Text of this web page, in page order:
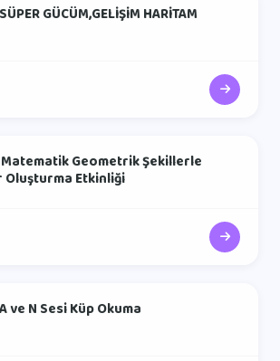
GÜCÜM,GELİŞİM HARİTAM
Matematik Geometrik Şekillerle
Oluşturma Etkinliği
A ve N Sesi Küp Okuma